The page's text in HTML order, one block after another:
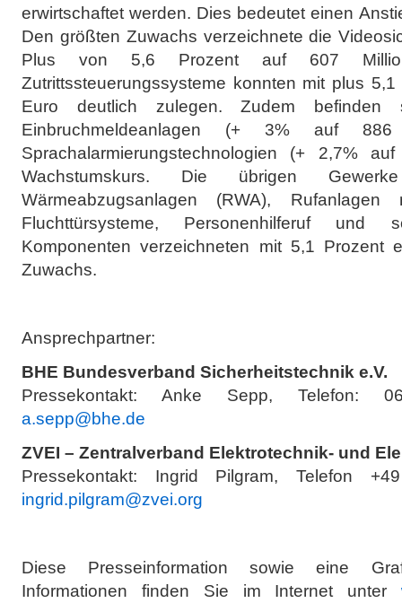
erwirtschaftet werden. Dies bedeutet einen
Den größten Zuwachs verzeichnete die
Plus von 5,6 Prozent auf 607
Zutrittssteuerungssysteme konnten mit plus
Euro deutlich zulegen. Zudem
Einbruchmeldeanlagen (+ 3% auf
Sprachalarmierungstechnologien (+ 2,7%
Wachstumskurs. Die übrigen
Wärmeabzugsanlagen (RWA),
Fluchttürsysteme, Personenhilferuf und
Komponenten verzeichneten mit 5,1 Prozent
Zuwachs.
Ansprechpartner:
BHE Bundesverband Sicherheitstechnik e.V.
Pressekontakt: Anke Sepp, Telefon:
a.sepp@bhe.de
ZVEI – Zentralverband Elektrotechnik- und
Pressekontakt: Ingrid Pilgram, Telefon
ingrid.pilgram@zvei.org
Diese Presseinformation sowie eine
Informationen finden Sie im Internet unter